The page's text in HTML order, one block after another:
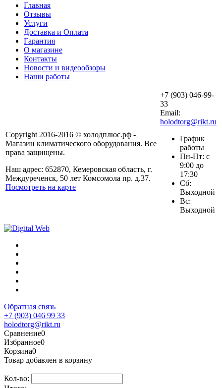
Главная
Отзывы
Услуги
Доставка и Оплата
Гарантия
О магазине
Контакты
Новости и видеообзоры
Наши работы
Copyright 2016-2016 © холодплюс.рф -
Магазин климатического оборудования. Все
права защищены.
Наш адрес: 652870, Кемеровская область, г.
Междуреченск, 50 лет Комсомола пр. д.37.
Посмотреть на карте
+7 (903) 046-99-
33
Email:
holodtorg@rikt.ru
График
работы
Пн-Пт: с
9:00 до
17:30
Сб:
Выходной
Вс:
Выходной
Обратная связь
+7 (903) 046 99 33
holodtorg@rikt.ru
Сравнение0
Избранное0
Корзина0
Товар добавлен в корзину
Кол-во: